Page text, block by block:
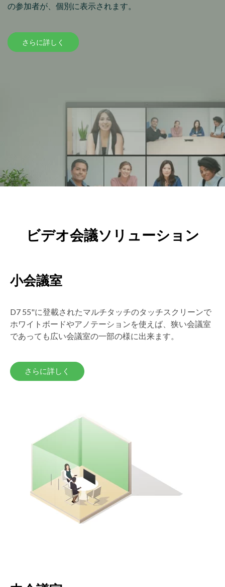
の参加者が、個別に表示されます。
さらに詳しく
ビデオ会議ソリューション
小会議室
D7 55"に登載されたマルチタッチのタッチスクリーンで
ホワイトボードやアノテーションを使えば、狭い会議室
であっても広い会議室の一部の様に出来ます。
さらに詳しく